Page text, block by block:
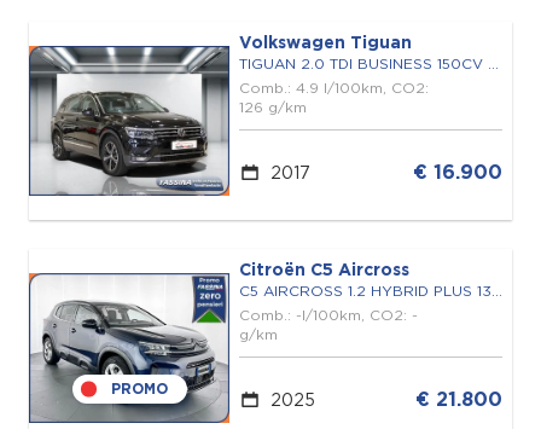
Volkswagen Tiguan
TIGUAN 2.0 TDI BUSINESS 150CV DSG
Comb.: 4.9 l/100km, CO2:
126 g/km
2017 € 16.900
PROMO
Citroën C5 Aircross
C5 AIRCROSS 1.2 HYBRID PLUS 136 E-DCS6
Comb.: -l/100km, CO2: -
g/km
2025 € 21.800